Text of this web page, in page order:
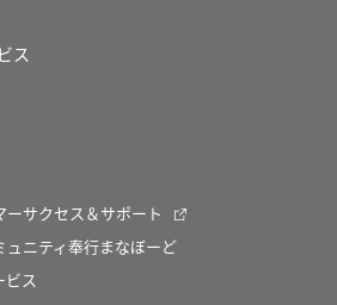
ス
ーサクセス＆サポート
ュニティ奉行まなぼーど
ビス